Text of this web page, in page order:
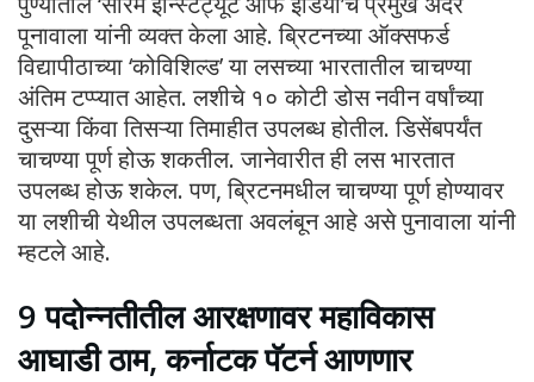
पूनावाला यांनी व्यक्त केला आहे. ब्रिटनच्या ऑक्सफर्ड
विद्यापीठाच्या ‘कोविशिल्ड’ या लसच्या भारतातील चाचण्या
अंतिम टप्प्यात आहेत. लशीचे १० कोटी डोस नवीन वर्षांच्या
दुसऱ्या किंवा तिसऱ्या तिमाहीत उपलब्ध होतील. डिसेंबपर्यंत
चाचण्या पूर्ण होऊ शकतील. जानेवारीत ही लस भारतात
उपलब्ध होऊ शकेल. पण, ब्रिटनमधील चाचण्या पूर्ण होण्यावर
या लशीची येथील उपलब्धता अवलंबून आहे असे पुनावाला यांनी
म्हटले आहे.
9 पदोन्नतीतील आरक्षणावर महाविकास
आघाडी ठाम, कर्नाटक पॅटर्न आणणार